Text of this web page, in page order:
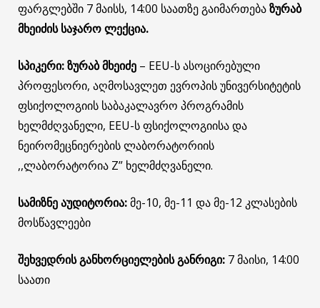
ფარგლებში 7 მაისს, 14:00 საათზე გაიმართებაზურაბ
მხეიძის საჯარო ლექცია.
სპიკერი:ზურაბ მხეიძე – EEU-ს ასოცირებული
პროფესორი, აღმოსავლეთ ევროპის უნივერსიტეტის
ფსიქოლოგიის საბაკალავრო პროგრამის
ხელმძღვანელი, EEU-ს ფსიქოლოგიისა და
ნეირომეცნიერების ლაბორატორიის
,,ლაბორატორია Z” ხელმძღვანელი.
სამიზნე აუდიტორია:მე-10, მე-11 და მე-12 კლასების
მოსწავლეები
შეხვედრის განხორციელების განრიგი: 7 მაისი, 14:00
საათი